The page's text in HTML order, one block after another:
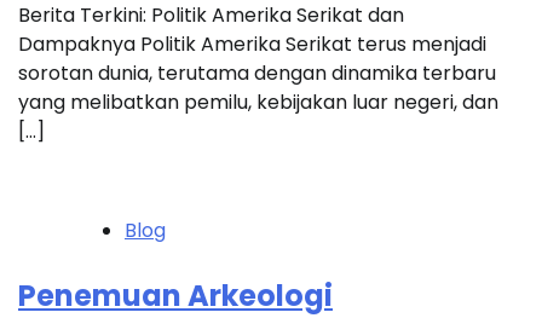
Berita Terkini: Politik Amerika Serikat dan
Dampaknya Politik Amerika Serikat terus menjadi
sorotan dunia, terutama dengan dinamika terbaru
yang melibatkan pemilu, kebijakan luar negeri, dan
[…]
Blog
Penemuan Arkeologi